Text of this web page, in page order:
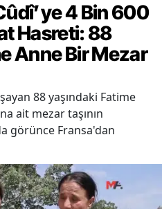
4 Bin 600
Hasreti: 88
Anne Bir Mezar
88 yaşındaki Fatime
ait mezar taşının
görünce Fransa'dan